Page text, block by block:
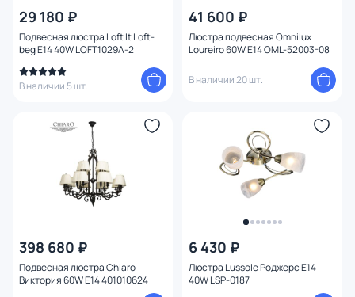
29 180 ₽
Подвесная люстра Loft It Loft-
beg E14 40W LOFT1029A-2
В наличии 5 шт.
41 600 ₽
Люстра подвесная Omnilux
Loureiro 60W E14 OML-52003-08
В наличии 20 шт.
398 680 ₽
Подвесная люстра Chiaro
Виктория 60W E14 401010624
6 430 ₽
Люстра Lussole Роджерс E14
40W LSP-0187